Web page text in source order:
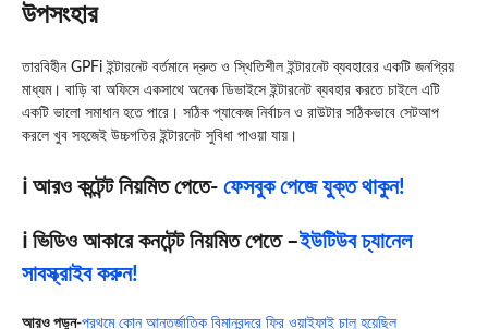
উপসংহার
তারবিহীন GPFi ইন্টারনেট বর্তমানে দ্রুত ও স্থিতিশীল ইন্টারনেট ব্যবহারের একটি জনপ্রিয়
মাধ্যম। বাড়ি বা অফিসে একসাথে অনেক ডিভাইসে ইন্টারনেট ব্যবহার করতে চাইলে এটি
একটি ভালো সমাধান হতে পারে। সঠিক প্যাকেজ নির্বাচন ও রাউটার সঠিকভাবে সেটআপ
করলে খুব সহজেই উচ্চগতির ইন্টারনেট সুবিধা পাওয়া যায়।
ℹ️ আরও কন্টেন্ট নিয়মিত পেতে- ফেসবুক পেজে যুক্ত থাকুন!
ℹ️ ভিডিও আকারে কনটেন্ট নিয়মিত পেতে –ইউটিউব চ্যানেল
সাবস্ক্রাইব করুন!
আরও পড়ুন-প্রথমে কোন আন্তর্জাতিক বিমানবন্দরে ফ্রি ওয়াইফাই চালু হয়েছিল